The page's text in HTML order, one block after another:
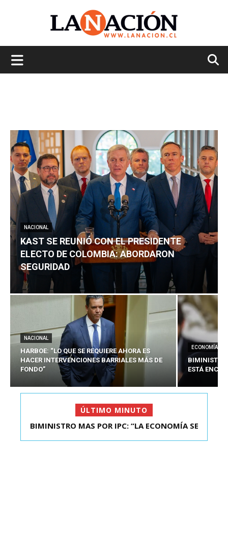
NACIONAL
KAST SE REUNIÓ CON EL PRESIDENTE
ELECTO DE COLOMBIA: ABORDARON
SEGURIDAD
NACIONAL
HARBOE: “LO QUE SE REQUIERE AHORA ES
HACER INTERVENCIONES BARRIALES MÁS DE
FONDO”
ECONOMÍA
BIMINISTRO
ESTÁ
ÚLTIMO MINUTO
KAST SE REUNIÓ CON EL PRESIDENTE ELECTO DE
BIMINISTRO MAS POR IPC: “LA ECONOMÍA SE